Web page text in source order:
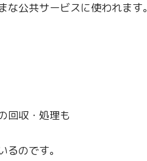
な公共サービスに使われます。
回収・処理も
るのです。